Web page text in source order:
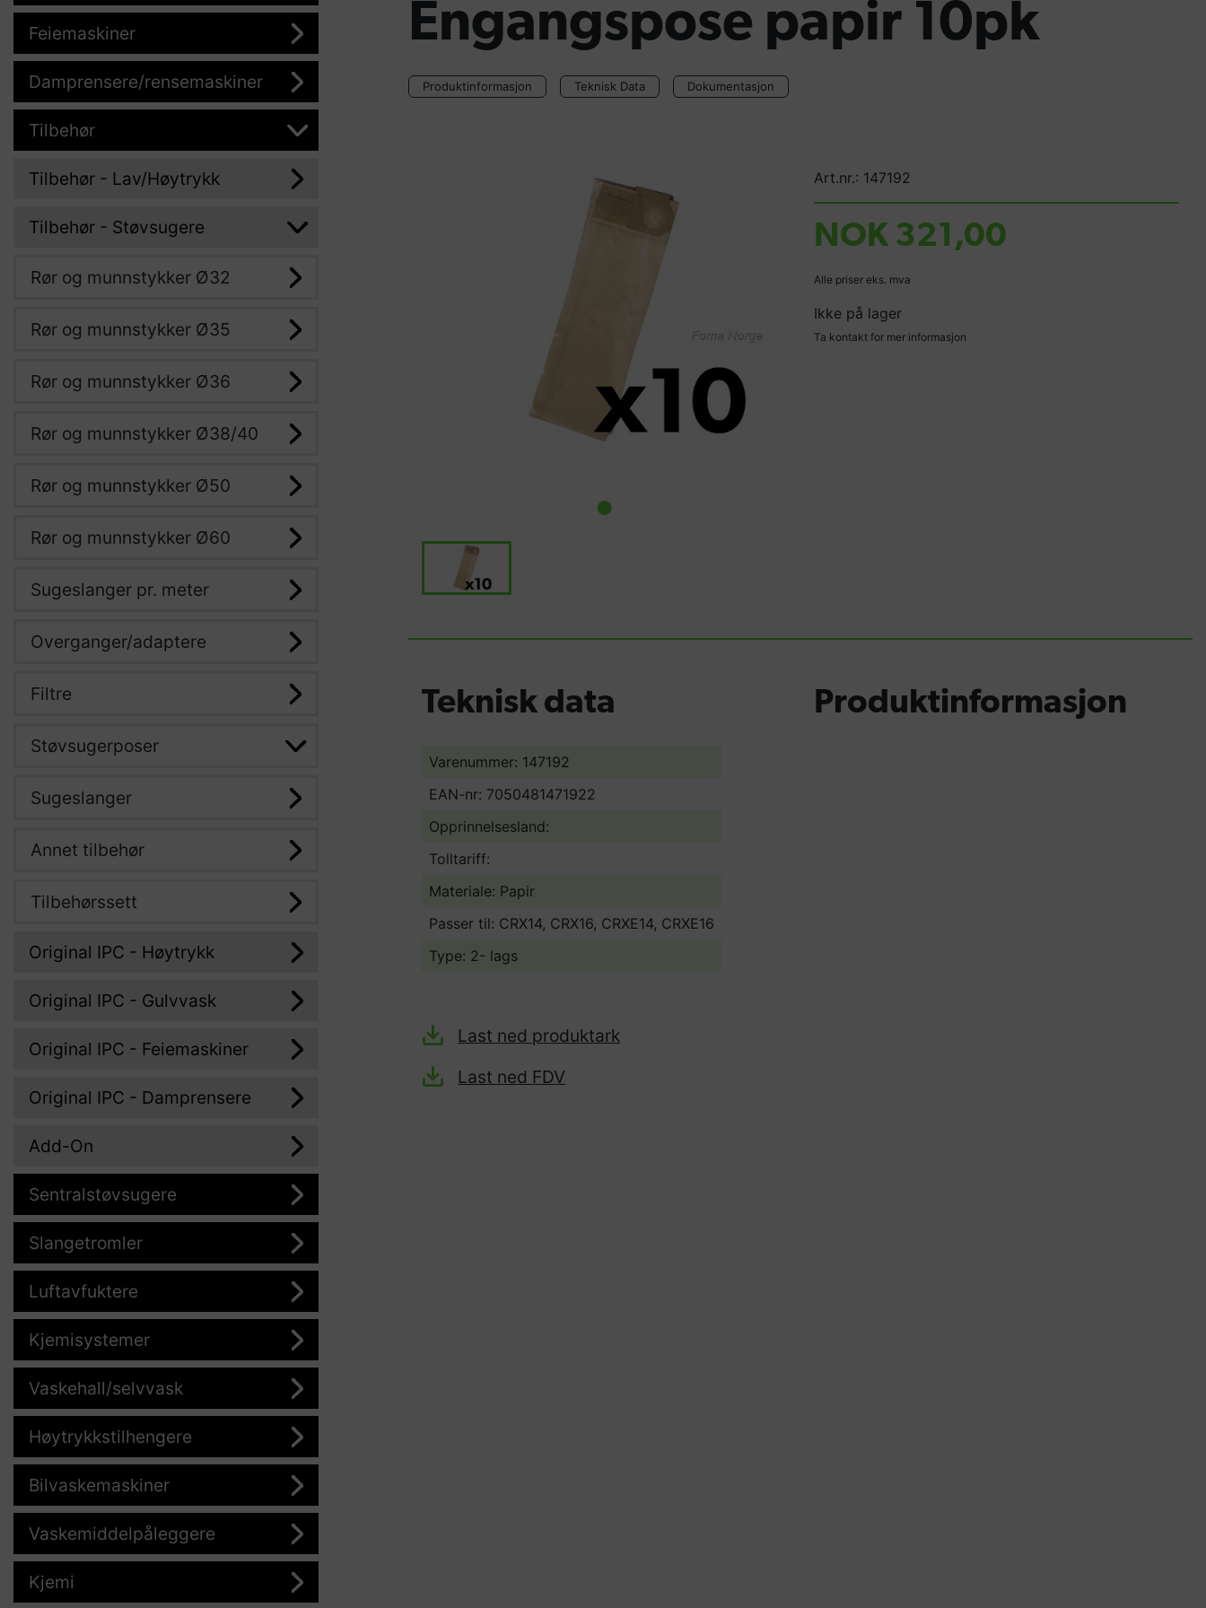
Feiemaskiner
Damprensere/rensemaskiner
Tilbehør
Tilbehør - Lav/Høytrykk
Tilbehør - Støvsugere
Rør og munnstykker Ø32
Rør og munnstykker Ø35
Rør og munnstykker Ø36
Rør og munnstykker Ø38/40
Rør og munnstykker Ø50
Rør og munnstykker Ø60
Sugeslanger pr. meter
Overganger/adaptere
Filtre
Støvsugerposer
Sugeslanger
Annet tilbehør
Tilbehørssett
Original IPC - Høytrykk
Original IPC - Gulvvask
Original IPC - Feiemaskiner
Original IPC - Damprensere
Add-On
Sentralstøvsugere
Slangetromler
Luftavfuktere
Kjemisystemer
Vaskehall/selvvask
Høytrykkstilhengere
Bilvaskemaskiner
Vaskemiddelpåleggere
Kjemi
Engangspose papir 10pk
Produktinformasjon Teknisk Data Dokumentasjon
Art.nr.: 147192
NOK 321,00
Alle priser eks. mva
Ikke på lager
Ta kontakt for mer informasjon
Teknisk data
Varenummer: 147192
EAN-nr: 7050481471922
Opprinnelsesland:
Tolltariff:
Materiale: Papir
Passer til: CRX14, CRX16, CRXE14, CRXE16
Type: 2- lags
Last ned produktark
Last ned FDV
Produktinformasjon